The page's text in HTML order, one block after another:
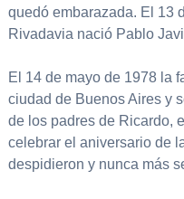
quedó embarazada. El 13
Rivadavia nació Pablo
El 14 de mayo de 1978 la
ciudad de Buenos Aires y
de los padres de Ricardo,
celebrar el aniversario de
despidieron y nunca más